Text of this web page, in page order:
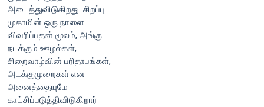
அடைத்துவிடுகிறது. சிறப்பு
முகாமின் ஒரு நாளை
விவரிப்பதன் மூலம், அங்கு
நடக்கும் ஊழல்கள்,
சிறைவாழ்வின் பரிதாபங்கள்,
அடக்குமுறைகள் என
அனைத்தையுமே
காட்சிப்படுத்திவிடுகிறார்